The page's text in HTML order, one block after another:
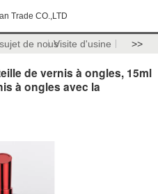
Trade CO.,LTD
de nousVisite d'usine >>
de vernis à ongles, 15ml
à ongles avec la